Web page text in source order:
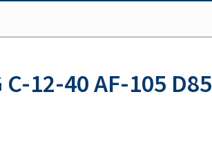
C-12-40 AF-105 D85